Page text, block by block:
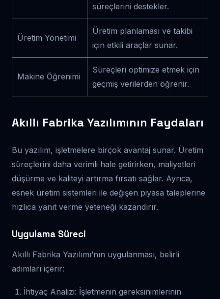
süreçlerini destekler.
Üretim Yönetimi
Üretim planlaması ve takibi
için etkili araçlar sunar.
Makine Öğrenimi
Süreçleri optimize etmek için
geçmiş verilerden öğrenir.
Akıllı Fabrika Yazılımının Faydaları
Bu yazılım, işletmelere birçok avantaj sunar. Üretim
süreçlerini daha verimli hale getirirken, maliyetleri
düşürme ve kaliteyi artırma fırsatı sağlar. Ayrıca,
esnek üretim sistemleri ile değişen piyasa taleplerine
hızlıca yanıt verme yeteneği kazandırır.
Uygulama Süreci
Akıllı Fabrika Yazılımı’nın uygulanması, belirli
adımları içerir:
İhtiyaç Analizi: İşletmenin gereksinimlerinin